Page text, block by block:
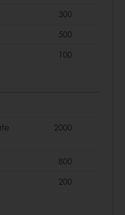
300
500
100
2000
800
200